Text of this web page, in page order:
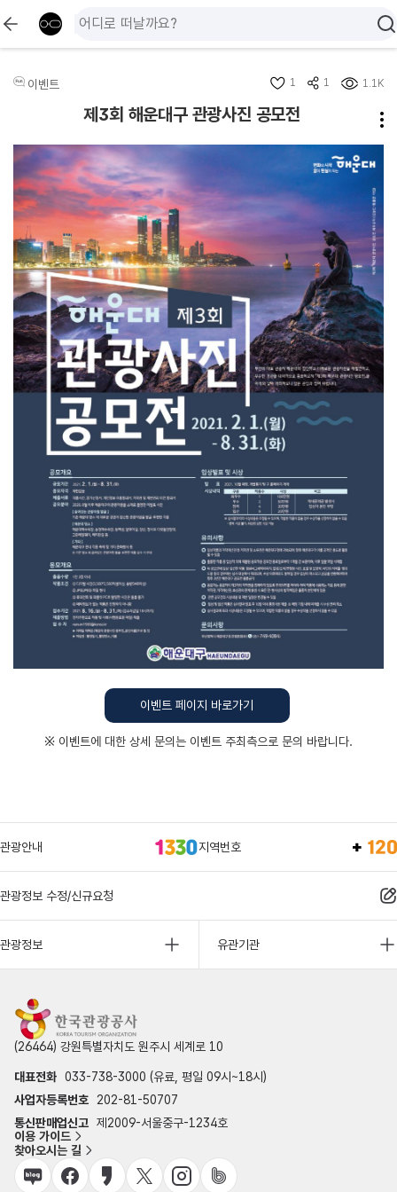
1 1 1.1K
이벤트
제3회 해운대구 관광사진 공모전
이벤트 페이지 바로가기
※ 이벤트에 대한 상세 문의는 이벤트 주최측으로 문의 바랍니다.
관광안내 지역번호
관광정보 수정/신규요청
관광정보 유관기관
(26464) 강원특별자치도 원주시 세계로 10
대표전화 033-738-3000 (유료, 평일 09시~18시)
사업자등록번호 202-81-50707
통신판매업신고 제2009-서울중구-1234호
이용 가이드
찾아오시는 길